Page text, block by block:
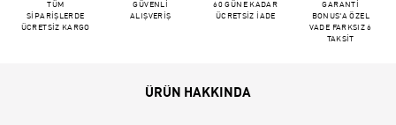
TÜM
SİPARİŞLERDE
ÜCRETSİZ KARGO
GÜVENLİ
ALIŞVERİŞ
60 GÜNE KADAR
ÜCRETSİZ İADE
GARANTİ
BONUS'A ÖZEL
VADE FARKSIZ 6
TAKSİT
ÜRÜN HAKKINDA